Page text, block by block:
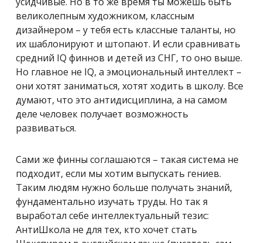
великолепным художником, классным
дизайнером – у тебя есть классные таланты, но
их шаблонируют и штопают. И если сравнивать
средний IQ финнов и детей из СНГ, то оно выше.
Но главное не IQ, а эмоциональный интеллект –
они хотят заниматься, хотят ходить в школу. Все
думают, что это антидисциплина, а на самом
деле человек получает возможность
развиваться.
Сами же финны соглашаются – такая система не
подходит, если мы хотим выпускать гениев.
Таким людям нужно больше получать знаний,
фундаментально изучать труды. Но так я
выработал себе интеллектуальный тезис:
АнтиШкола не для тех, кто хочет стать